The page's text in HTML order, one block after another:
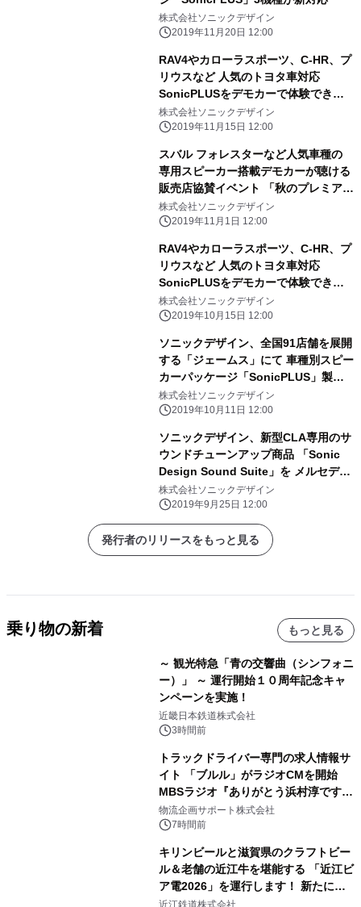
株式会社ソニックデザイン
2019年11月20日 12:00
RAV4やカローラスポーツ、C-HR、プ
リウスなど 人気のトヨタ車対応
SonicPLUSをデモカーで体験できる
「SonicPLUS×トヨタ試聴体験会」を
開催
株式会社ソニックデザイン
2019年11月15日 12:00
スバル フォレスターなど人気車種の
専用スピーカー搭載デモカーが聴ける
販売店協賛イベント 「秋のプレミアム
セール＆ツアー 2019」を実施
株式会社ソニックデザイン
2019年11月1日 12:00
RAV4やカローラスポーツ、C-HR、プ
リウスなど 人気のトヨタ車対応
SonicPLUSをデモカーで体験できる
「SonicPLUS×トヨタ試聴体験会」を
開催
株式会社ソニックデザイン
2019年10月15日 12:00
ソニックデザイン、全国91店舗を展開
する「ジェームス」にて 車種別スピー
カーパッケージ「SonicPLUS」製品
の取り扱いを開始
株式会社ソニックデザイン
2019年10月11日 12:00
ソニックデザイン、新型CLA専用のサ
ウンドチューンアップ商品 「Sonic
Design Sound Suite」を メルセデ
ス・ベンツ日本株式会社より受注
株式会社ソニックデザイン
2019年9月25日 12:00
発行者のリリースをもっと見る
乗り物の新着 もっと見る
～ 観光特急「青の交響曲（シンフォニ
ー）」 ～ 運行開始１０周年記念キャ
ンペーンを実施！
近畿日本鉄道株式会社
3時間前
トラックドライバー専門の求人情報サ
イト 「ブルル」がラジオCMを開始
MBSラジオ『ありがとう浜村淳です』
にて8月1日(土)より
物流企画サポート株式会社
7時間前
キリンビールと滋賀県のクラフトビー
ル＆老舗の近江牛を堪能する 「近江ビ
ア電2026」を運行します！ 新たに
「長濱浪漫ビール」が参加！キリン一
近江鉄道株式会社